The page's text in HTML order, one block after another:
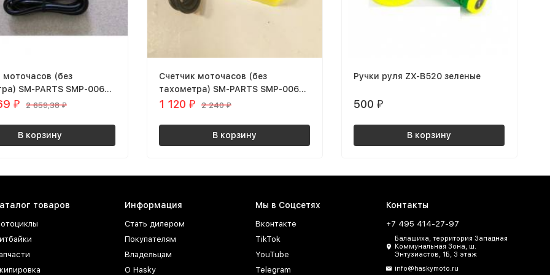
моточасов (без
PARTS SMP-006
₽ 2 659,38₽
В корзину
Счетчик моточасов (без
тахометра) SM-PARTS SMP-006
желтый
1 120 ₽ 2 240₽
В корзину
Ручки руля ZX-B520 зеленые
500 ₽
В корзину
товаров Информация
Стать дилером
Покупателям
Владельцам
О Hasky
Мы в Соцсетях
Вконтакте
TikTok
YouTube
Telegram
Контакты
+7 495 414-27-97
Балашиха, территория Западная
Коммунальная Зона, ш.
Энтузиастов, 1Б, 3 этаж
info@haskymoto.ru